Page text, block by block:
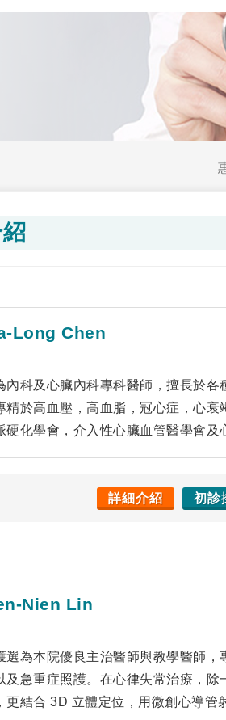
Long Chen
內科及心臟內科專科醫師，擅長於各
精於高血壓，高血脂，冠心症，心衰
硬化學會，介入性心臟血管醫學會及
詳細介紹 初診
Nien Lin
選為本院優良主治醫師與教學醫師，
及急重症照護。在心律失常治療，除
更結合 3D 立體定位，用微創心導管